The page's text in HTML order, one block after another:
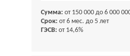
Сумма: от 150 000 до 6 000
Срок: от 6 мес. до 5 лет
ГЭСВ: от 14,6%